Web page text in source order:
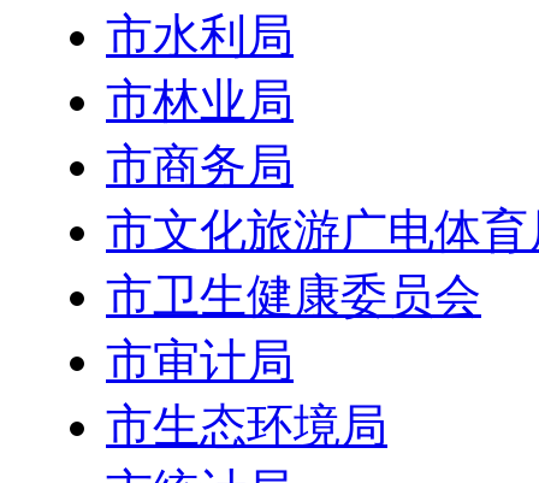
市水利局
市林业局
市商务局
市文化旅游广电体育
市卫生健康委员会
市审计局
市生态环境局